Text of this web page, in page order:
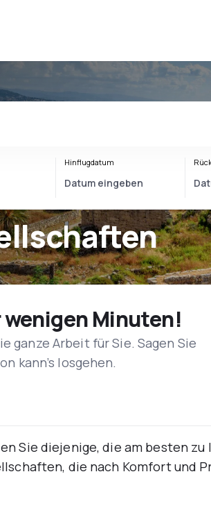
Hinflugdatum
wenigen Minuten!
ganze Arbeit für Sie. Sagen Sie
kann’s losgehen.
Sie diejenige, die am besten
die nach Komfort und